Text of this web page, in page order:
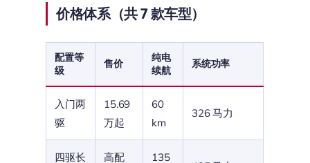
价格体系（共 7 款车型）
配置等
级
售价
纯电
续航
系统功率
入门两
驱
15.69
万起
60
km
326 马力
四驱长
高配
135